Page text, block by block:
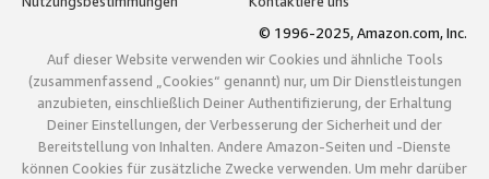
© 1996-2025, Amazon.com, Inc.
Auf dieser Website verwenden wir Cookies und ähnliche Tools
(zusammenfassend „Cookies“ genannt) nur, um Dir Dienstleistungen
anzubieten, einschließlich Deiner Authentifizierung, der Erhaltung
Deiner Einstellungen, der Verbesserung der Sicherheit und der
Bereitstellung von Inhalten. Andere Amazon-Seiten und -Dienste
können Cookies für zusätzliche Zwecke verwenden. Um mehr darüber